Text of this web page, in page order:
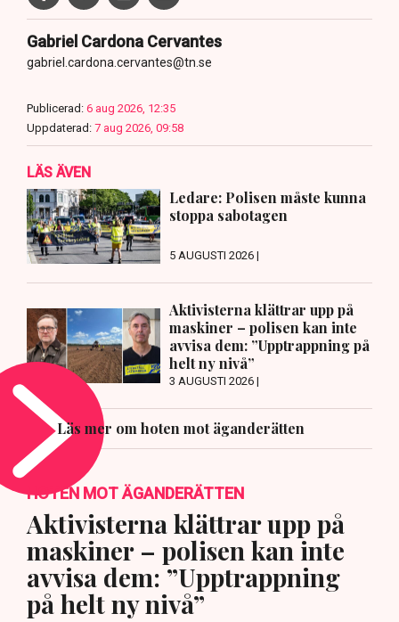
Gabriel Cardona Cervantes
gabriel.cardona.cervantes@tn.se
Publicerad: 6 aug 2026, 12:35
Uppdaterad: 7 aug 2026, 09:58
LÄS ÄVEN
Ledare: Polisen måste kunna
stoppa sabotagen
5 AUGUSTI 2026 |
Aktivisterna klättrar upp på
maskiner – polisen kan inte
avvisa dem: ”Upptrappning på
helt ny nivå”
3 AUGUSTI 2026 |
Läs mer om hoten mot äganderätten
HOTEN MOT ÄGANDERÄTTEN
Aktivisterna klättrar upp på
maskiner – polisen kan inte
avvisa dem: ”Upptrappning
på helt ny nivå”